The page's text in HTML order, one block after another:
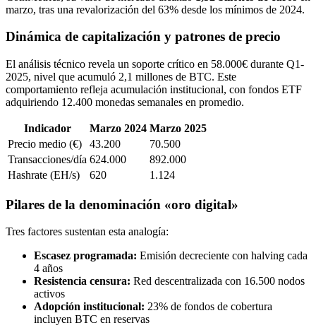
marzo, tras una revalorización del 63% desde los mínimos de 2024.
Dinámica de capitalización y patrones de precio
El análisis técnico revela un soporte crítico en 58.000€ durante Q1-
2025, nivel que acumuló 2,1 millones de BTC. Este
comportamiento refleja acumulación institucional, con fondos ETF
adquiriendo 12.400 monedas semanales en promedio.
Indicador Marzo 2024 Marzo 2025
Precio medio (€)
43.200
70.500
Transacciones/día 624.000
892.000
Hashrate (EH/s)
620 1.124
Pilares de la denominación «oro digital»
Tres factores sustentan esta analogía:
Escasez programada: Emisión decreciente con halving cada
4 años
Resistencia censura: Red descentralizada con 16.500 nodos
activos
Adopción institucional: 23% de fondos de cobertura
incluyen BTC en reservas